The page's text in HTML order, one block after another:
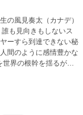
の風見奏太（カナデ）
も見向きもしないス
ーすら到達できない秘
間のように感情豊かな
界の根幹を揺るがす
攻法を掲げ敵対する最
作という唯一の武器で
がてサーバーごと世